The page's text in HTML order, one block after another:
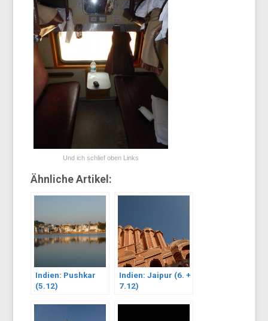
Und ich schlief oben Links
Ähnliche Artikel:
Indien: Pushkar
(5.12)
Indien: Jaipur (6. +
7.12)